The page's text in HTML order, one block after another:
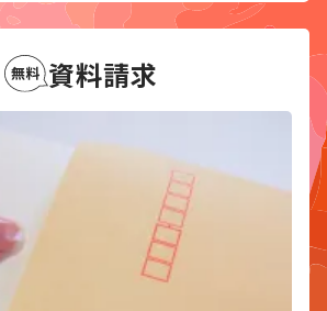
資料請求